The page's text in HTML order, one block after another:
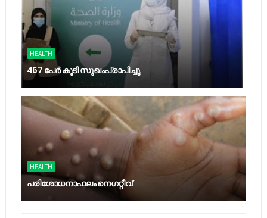
HEALTH
467 പേര്‍ കൂടി സുഖംപ്രാപിച്ചു.
HEALTH
പ​രി​ശോ​ധ​നാ​ഫ​ലം നെ​ഗ​റ്റീ​വ്